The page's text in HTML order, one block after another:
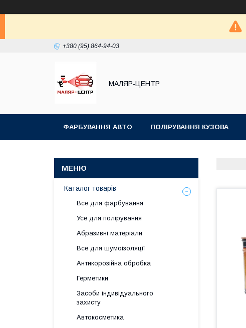
+380 (95) 864-94-03
МАЛЯР-ЦЕНТР
ФАРБУВАННЯ АВТО ПОЛІРУВАННЯ КУЗОВА
Каталог товарів
Все для фарбування
Усе для полірування
Абразивні матеріали
Все для шумоізоляції
Антикорозійна обробка
Герметики
Засоби індивідуального
захисту
Автокосметика